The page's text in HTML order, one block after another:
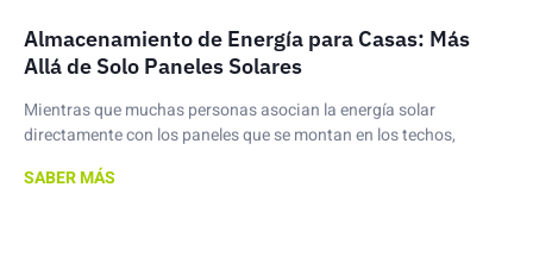
Almacenamiento de Energía para Casas: Más
Allá de Solo Paneles Solares
Mientras que muchas personas asocian la energía solar
directamente con los paneles que se montan en los techos,
SABER MÁS